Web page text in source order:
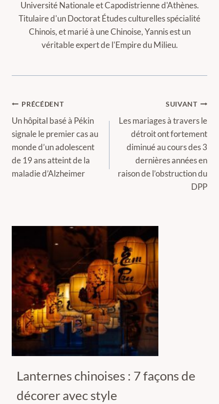
Université Nationale et Capodistrienne d'Athènes.
Titulaire d'un Doctorat Études culturelles spécialité
Chinois, et marié à une Chinoise, Yannis est un
véritable expert de l'Empire du Milieu.
Navigation
de
l’article
PRÉCÉDENT
Un hôpital basé à Pékin
signale le premier cas au
monde d’un adolescent
de 19 ans atteint de la
maladie d’Alzheimer
SUIVANT
Les mariages à travers le
détroit ont fortement
diminué au cours des 3
dernières années en
raison de l’obstruction du
DPP
Lanternes chinoises : 7 façons de
décorer avec style